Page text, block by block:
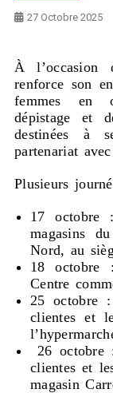
27 Octobre 2025
À l’occasion
renforce son
femmes en
dépistage et
destinées à
partenariat
Plusieurs
17 octobre
magasins
Nord, au
18 octobre
Centre
25 octobre
clientes et
26 octobre
clientes et
magasin